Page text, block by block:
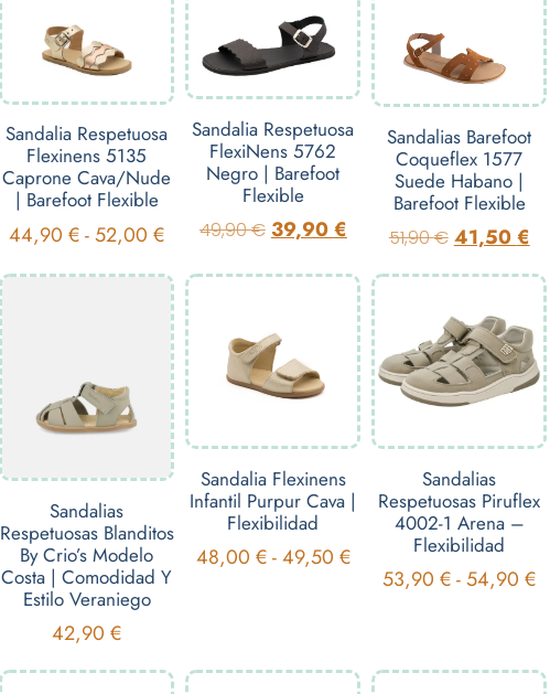
Sandalia Respetuosa
Flexinens 5135
Caprone Cava/Nude
| Barefoot Flexible
44,90€ - 52,00€
Sandalia Respetuosa
FlexiNens 5762
Negro | Barefoot
Flexible
49,90€ 39,90€
Sandalias Barefoot
Coqueflex 1577
Suede Habano |
Barefoot Flexible
51,90€ 41,50€
Sandalias
Respetuosas Blanditos
By Crio’s Modelo
Costa | Comodidad Y
Estilo Veraniego
42,90€
Sandalia Flexinens
Infantil Purpur Cava |
Flexibilidad
48,00 €-49,50 €
Sandalias
Respetuosas Piruflex
4002-1 Arena –
Flexibilidad
53,90€ - 54,90€